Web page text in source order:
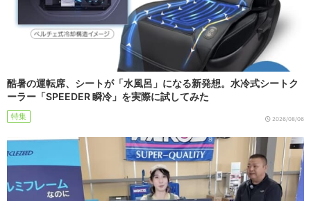
酷暑の運転席、シートが「水風呂」になる新発想。水冷式シートク
ーラー「SPEEDER 瞬冷」を実際に試してみた
特集 2026/08/06